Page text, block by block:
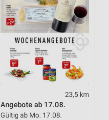
23,5 km
Angebote ab 17.08.
Gültig ab Mo. 17.08.